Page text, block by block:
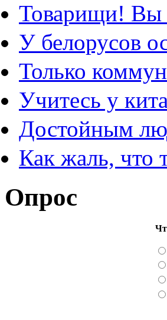
Товарищи! Вы
У белорусов
Только
Учитесь у
Достойным
Как жаль, что
Опрос